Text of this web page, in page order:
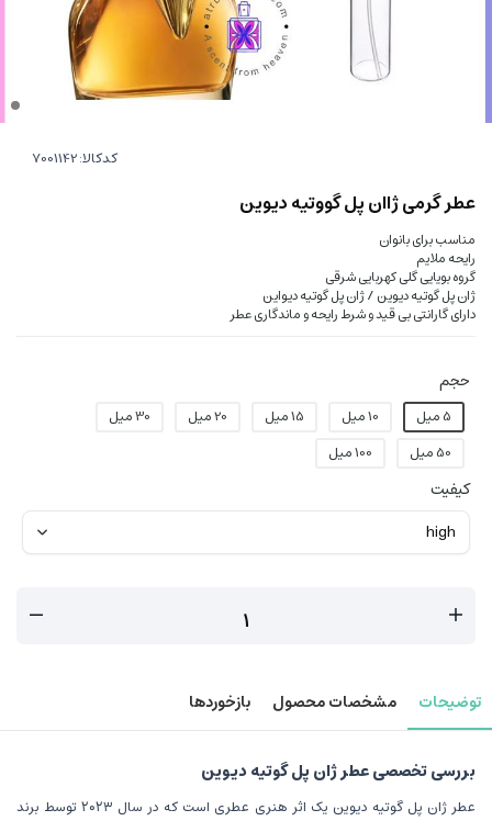
کدکالا:
عطر گرمی ژاان پل گووتیه دیوین
مناسب برای بانوان
رایحه ملایم
گروه بویایی گلی کهربایی شرقی
ژان پل گوتیه دیوین / ژان پل گوتیه دیواین
دارای گارانتی بی قید و شرط رایحه و ماندگاری عطر
حجم
5 میل 10 میل 15 میل 20 میل
30 میل
50 میل
100 میل
کیفیت
توضیحات مشخصات محصول بازخوردها
بررسی تخصصی عطر ژان پل گوتیه دیوین
عطر ژان پل گوتیه دیوین یک اثر هنری عطری است که در سال ۲۰۲۳ توسط برند